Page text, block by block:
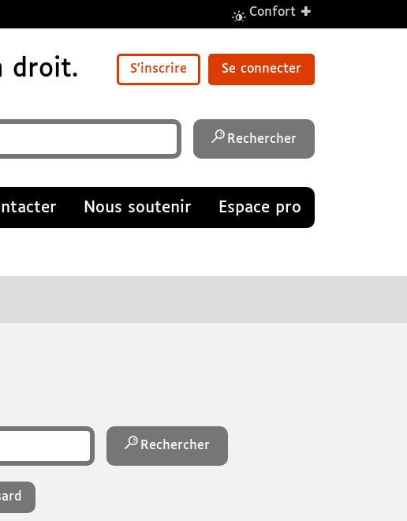
Confort +
droit. S'inscrire Se connecter
Rechercher
Nous soutenir Espace pro
Rechercher